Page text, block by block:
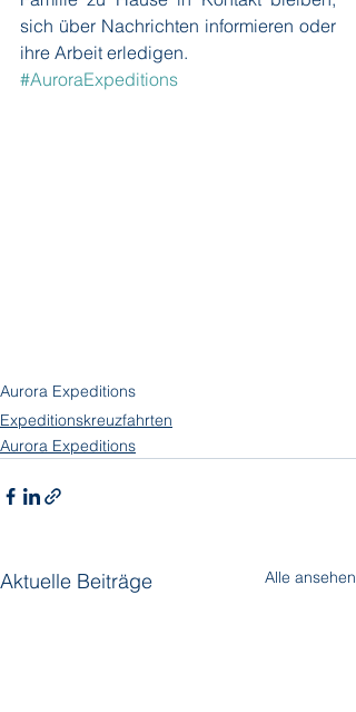
sich über Nachrichten informieren oder
ihre Arbeit erledigen.
#AuroraExpeditions
Aurora Expeditions
Expeditionskreuzfahrten
Aurora Expeditions
Aktuelle Beiträge Alle ansehen